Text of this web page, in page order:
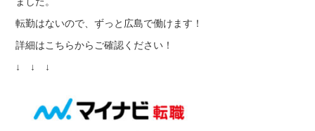
転勤はないので、ずっと広島で働けます！
詳細はこちらからご確認ください！
↓ ↓ ↓